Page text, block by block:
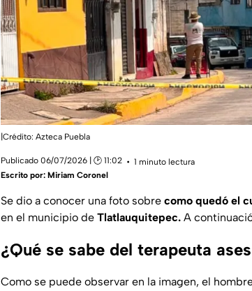
|Crédito: Azteca Puebla
Publicado 06/07/2026 | 🕑 11:02
1 minuto lectura
Escrito por: Miriam Coronel
Se dio a conocer una foto sobre como quedó el
en el municipio de Tlatlauquitepec. A
¿Qué se sabe del terapeuta
Como se puede observar en la imagen, el